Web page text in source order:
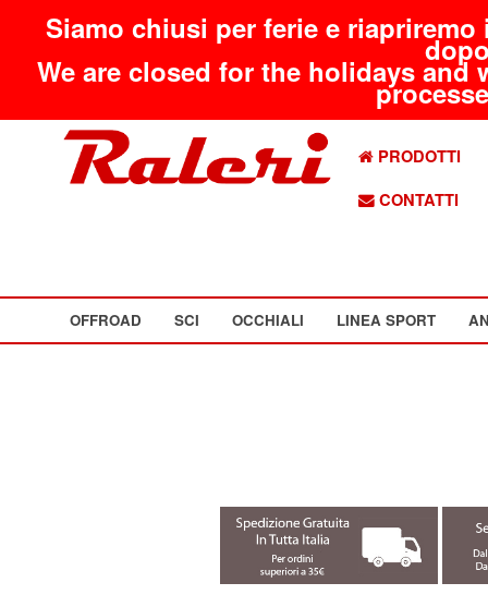
Siamo chiusi per ferie e
We are closed for the holidays
PRODOTTI
CONTATTI
OFFROAD SCI OCCHIALI LINEA SPORT